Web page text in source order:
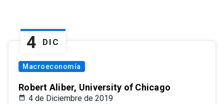
4 DIC
Macroeconomía
Robert Aliber, University of Chicago
4 de Diciembre de 2019